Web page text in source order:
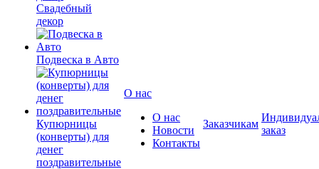
Свадебный
декор
Подвеска в Авто
Купюрницы
(конверты) для
денег
поздравительные
О нас
О нас
Новости
Контакты
Заказчикам
заказ